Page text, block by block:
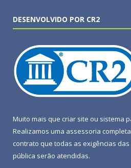
DESENVOLVIDO POR CR2
Muito mais que criar site ou sistema
Realizamos uma assessoria
contrato que todas as exigências das
pública serão atendidas.